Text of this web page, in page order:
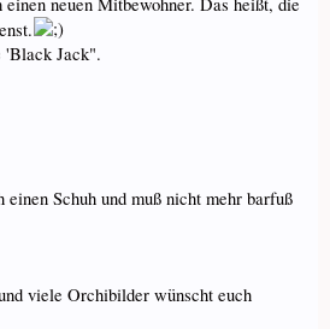
'Black Jack".
Schuh und muß nicht mehr barfuß
viele Orchibilder wünscht euch